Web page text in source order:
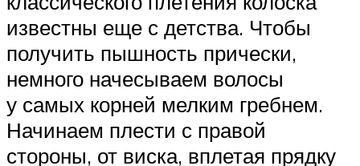
известны еще с детства. Чтобы
получить пышность прически,
немного начесываем волосы
у самых корней мелким гребнем.
Начинаем плести с правой
стороны, от виска, вплетая прядку